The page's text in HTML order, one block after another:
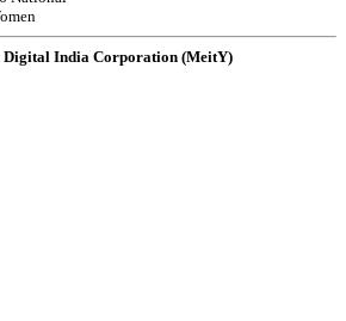
Digital India Corporation (MeitY)